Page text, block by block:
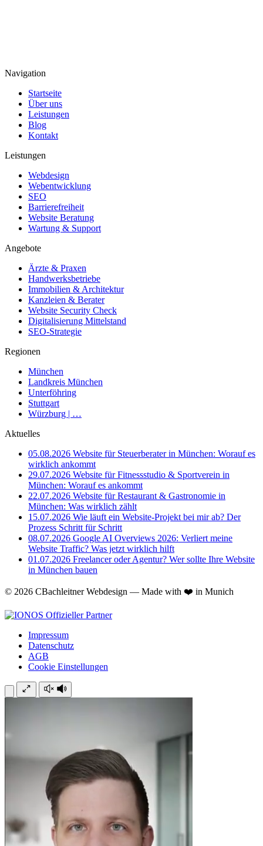
Navigation
Startseite
Über uns
Leistungen
Blog
Kontakt
Leistungen
Webdesign
Webentwicklung
SEO
Barrierefreiheit
Website Beratung
Wartung & Support
Angebote
Ärzte & Praxen
Handwerksbetriebe
Immobilien & Architektur
Kanzleien & Berater
Website Security Check
Digitalisierung Mittelstand
SEO-Strategie
Regionen
München
Landkreis München
Unterföhring
Stuttgart
Würzburg | …
Aktuelles
05.08.2026 Website für Steuerberater in München: Worauf es
wirklich ankommt
29.07.2026 Website für Fitnessstudio & Sportverein in
München: Worauf es ankommt
22.07.2026 Website für Restaurant & Gastronomie in
München: Was wirklich zählt
15.07.2026 Wie läuft ein Website-Projekt bei mir ab? Der
Prozess Schritt für Schritt
08.07.2026 Google AI Overviews 2026: Verliert meine
Website Traffic? Was jetzt wirklich hilft
01.07.2026 Freelancer oder Agentur? Wer sollte Ihre Website
in München bauen
© 2026 CBachleitner Webdesign — Made with ❤️ in Munich
Impressum
Datenschutz
AGB
Cookie Einstellungen